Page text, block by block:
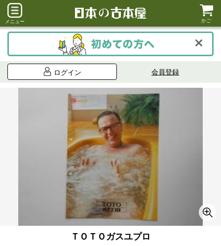
メニュー かご
ログイン 会員登録
ＴＯＴＯガスユプロ